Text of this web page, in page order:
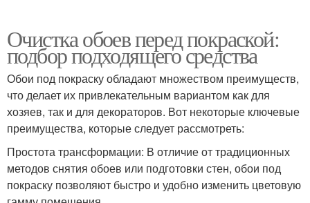
Очистка обоев перед покраской:
подбор подходящего средства
Обои под покраску обладают множеством преимуществ,
что делает их привлекательным вариантом как для
хозяев, так и для декораторов. Вот некоторые ключевые
преимущества, которые следует рассмотреть:
Простота трансформации: В отличие от традиционных
методов снятия обоев или подготовки стен, обои под
покраску позволяют быстро и удобно изменить цветовую